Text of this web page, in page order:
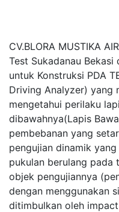
CV.BLORA MUSTIKA
Test Sukadanau Bekasi
untuk Konstruksi PDA
Driving Analyzer) yang
mengetahui perilaku
dibawahnya(Lapis
pembebanan yang
pengujian dinamik
pukulan berulang pada
objek pengujiannya
dengan menggunakan
ditimbulkan oleh